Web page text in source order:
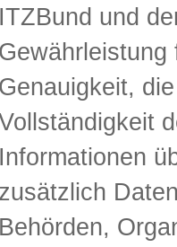
ITZBund und
Genauigkeit,
Informationen
zusätzlich
Behörden,